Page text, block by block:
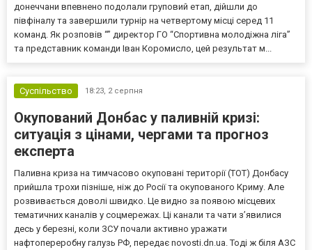
донеччани впевнено подолали груповий етап, дійшли до
півфіналу та завершили турнір на четвертому місці серед 11
команд. Як розповів “” директор ГО “Спортивна молодіжна ліга”
та представник команди Іван Коромисло, цей результат м...
Суспільство 18:23, 2 серпня
Окупований Донбас у паливній кризі:
ситуація з цінами, чергами та прогноз
експерта
Паливна криза на тимчасово окуповані території (ТОТ) Донбасу
прийшла трохи пізніше, ніж до Росії та окупованого Криму. Але
розвивається доволі швидко. Це видно за появою місцевих
тематичних каналів у соцмережах. Ці канали та чати з’явилися
десь у березні, коли ЗСУ почали активно уражати
нафтопереробну галузь РФ, передає novosti.dn.ua. Тоді ж біля АЗС